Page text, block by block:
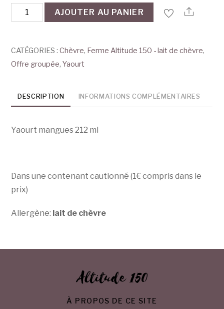
quantité
de
mangues
212
AJOUTER AU PANIER
CATÉGORIES :Chèvre, Ferme Altitude 150 - lait de chèvre,
Offre groupée,Yaourt
DESCRIPTION INFORMATIONS COMPLÉMENTAIRES
Yaourt mangues 212 ml
Dans une contenant cautionné (1€ compris dans le
prix)
Allergène: lait de chèvre
Altitude 150
À PROPOS DE CE SITE